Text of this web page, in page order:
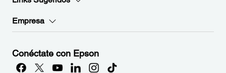
Empresa
Conéctate con Epson